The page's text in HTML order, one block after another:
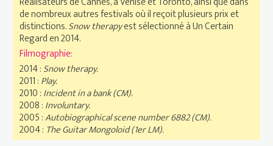
de nombreux autres festivals où il reçoit plusieurs prix et
distinctions.Snow therapyest sélectionné à Un Certain
Regard en 2014.
Filmographie:
2014 :Snow therapy.
2011 :Play.
2010 :Incident in a bank (CM).
2008 :Involuntary.
2005 :Autobiographical scene number 6882 (CM).
2004 : The Guitar Mongoloid (1er LM).